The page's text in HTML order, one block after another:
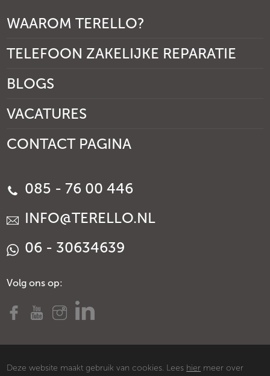
WAAROM TERELLO?
TELEFOON ZAKELIJKE REPARATIE
BLOGS
VACATURES
CONTACT PAGINA
085 - 76 00 446
INFO@TERELLO.NL
06 - 30634639
Volg ons op:
Deze website maakt gebruik van cookies. Lees hier meer over